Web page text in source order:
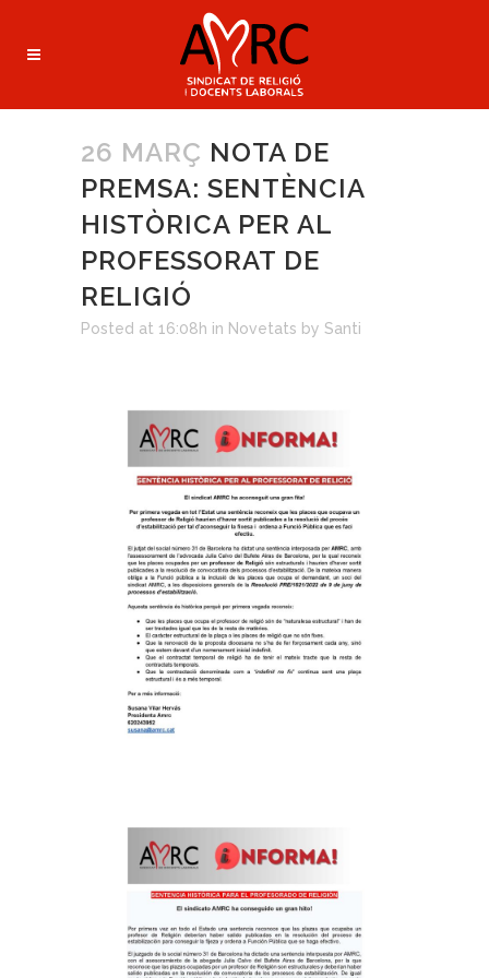
26 MARÇ NOTA DE
PREMSA: SENTÈNCIA
HISTÒRICA PER AL
PROFESSORAT DE
RELIGIÓ
Posted at 16:08h in Novetats by Santi